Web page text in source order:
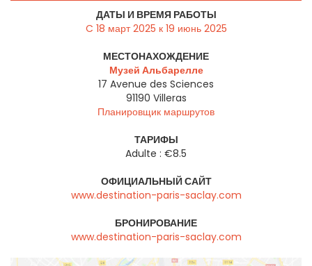
ДАТЫ И ВРЕМЯ РАБОТЫ
C 18 март 2025 к 19 июнь 2025
МЕСТОНАХОЖДЕНИЕ
Музей Альбарелле
17 Avenue des Sciences
91190 Villeras
Планировщик маршрутов
ТАРИФЫ
Adulte : €8.5
ОФИЦИАЛЬНЫЙ САЙТ
www.destination-paris-saclay.com
БРОНИРОВАНИЕ
www.destination-paris-saclay.com